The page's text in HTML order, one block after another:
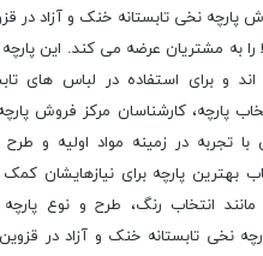
پارچه نخی تابستانه خنک و آزاد در
را به مشتریان عرضه می کند. این
و برای استفاده در لباس های
پارچه، کارشناسان مرکز فروش
تجربه در زمینه مواد اولیه و طرح
بهترین پارچه برای نیازهایشان
مانند انتخاب رنگ، طرح و نوع
نخی تابستانه خنک و آزاد در